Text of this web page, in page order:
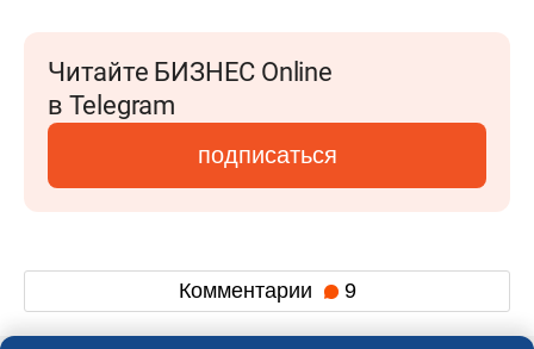
Читайте БИЗНЕС Online
в Telegram
подписаться
Комментарии 9